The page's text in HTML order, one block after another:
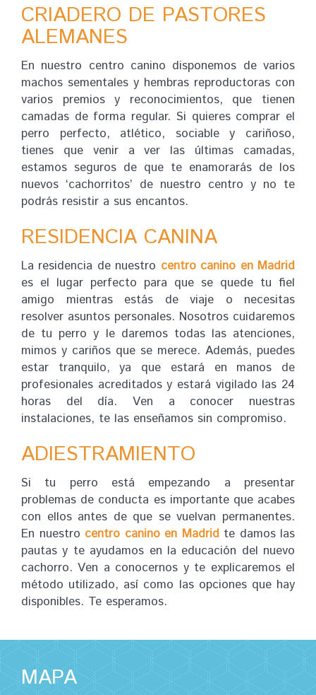
CRIADERO DE PASTORES
ALEMANES
En nuestro centro canino disponemos de varios
machos sementales y hembras reproductoras con
varios premios y reconocimientos, que tienen
camadas de forma regular. Si quieres comprar el
perro perfecto, atlético, sociable y cariñoso,
tienes que venir a ver las últimas camadas,
estamos seguros de que te enamorarás de los
nuevos ‘cachorritos’ de nuestro centro y no te
podrás resistir a sus encantos.
RESIDENCIA CANINA
La residencia de nuestro centro canino en Madrid
es el lugar perfecto para que se quede tu fiel
amigo mientras estás de viaje o necesitas
resolver asuntos personales. Nosotros cuidaremos
de tu perro y le daremos todas las atenciones,
mimos y cariños que se merece. Además, puedes
estar tranquilo, ya que estará en manos de
profesionales acreditados y estará vigilado las 24
horas del día. Ven a conocer nuestras
instalaciones, te las enseñamos sin compromiso.
ADIESTRAMIENTO
Si tu perro está empezando a presentar
problemas de conducta es importante que acabes
con ellos antes de que se vuelvan permanentes.
En nuestro centro canino en Madridte damos las
pautas y te ayudamos en la educación del nuevo
cachorro. Ven a conocernos y te explicaremos el
método utilizado, así como las opciones que hay
disponibles. Te esperamos.
MAPA